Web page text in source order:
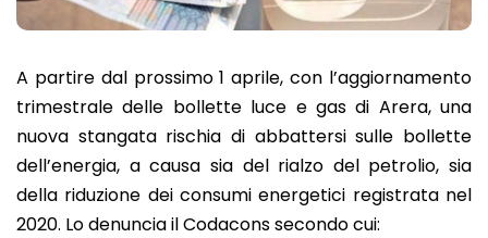
A partire dal prossimo 1 aprile, con l’aggiornamento
trimestrale delle bollette luce e gas di Arera, una
nuova stangata rischia di abbattersi sulle bollette
dell’energia, a causa sia del rialzo del petrolio, sia
della riduzione dei consumi energetici registrata nel
2020. Lo denuncia il Codacons secondo cui: